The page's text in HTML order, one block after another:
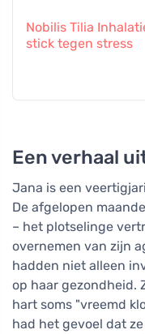
Nobilis Tilia
stick tegen stress
Een verhaal
Jana is een
De afgelopen
– het plotselinge
overnemen van zijn
hadden niet alleen
op haar gezondheid.
hart soms "vreemd
had het gevoel dat